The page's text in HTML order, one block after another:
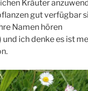
Kräuter
gut verfügbar
Namen hören
ich denke es ist